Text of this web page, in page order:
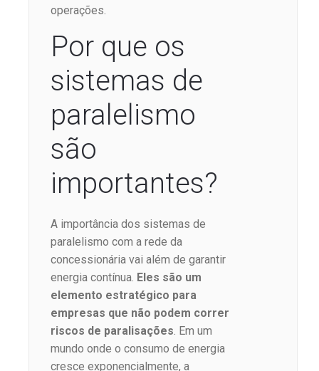
operações.
Por que os
sistemas de
paralelismo
são
importantes?
A importância dos sistemas de
paralelismo com a rede da
concessionária vai além de garantir
energia contínua. Eles são um
elemento estratégico para
empresas que não podem correr
riscos de paralisações. Em um
mundo onde o consumo de energia
cresce exponencialmente, a